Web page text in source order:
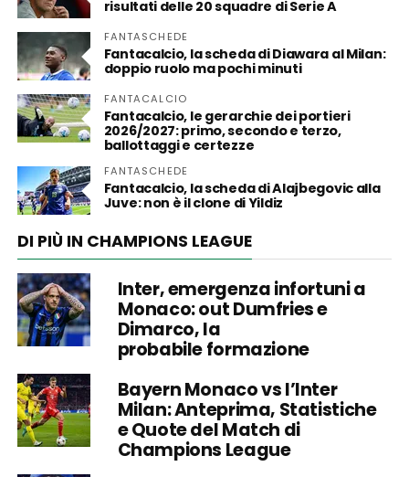
risultati delle 20 squadre di Serie A
FANTASCHEDE
Fantacalcio, la scheda di Diawara al Milan:
doppio ruolo ma pochi minuti
FANTACALCIO
Fantacalcio, le gerarchie dei portieri
2026/2027: primo, secondo e terzo,
ballottaggi e certezze
FANTASCHEDE
Fantacalcio, la scheda di Alajbegovic alla
Juve: non è il clone di Yildiz
DI PIÙ IN CHAMPIONS LEAGUE
Inter, emergenza infortuni a
Monaco: out Dumfries e
Dimarco, la
probabile formazione
Bayern Monaco vs l’Inter
Milan: Anteprima, Statistiche
e Quote del Match di
Champions League